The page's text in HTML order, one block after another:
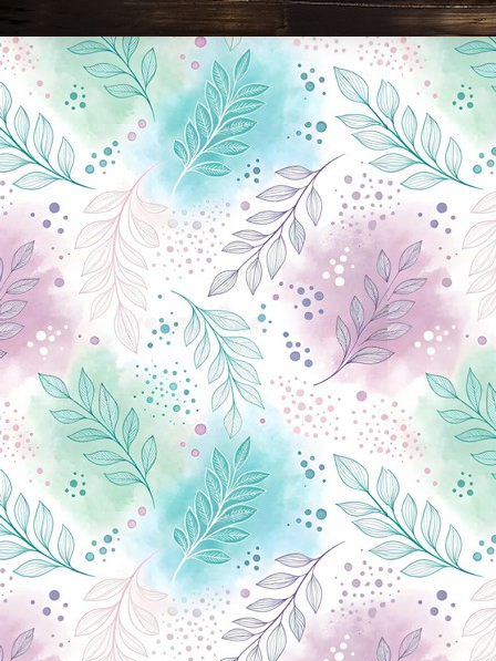
Новини Чернігова, Чернігівські новини, Чернігівський формат, новини Чернігова, події в Чернігові: політика, економіка, аналітика, культура, відеоновини, екологія, спортивний Чернігів, туризм, Чернігів